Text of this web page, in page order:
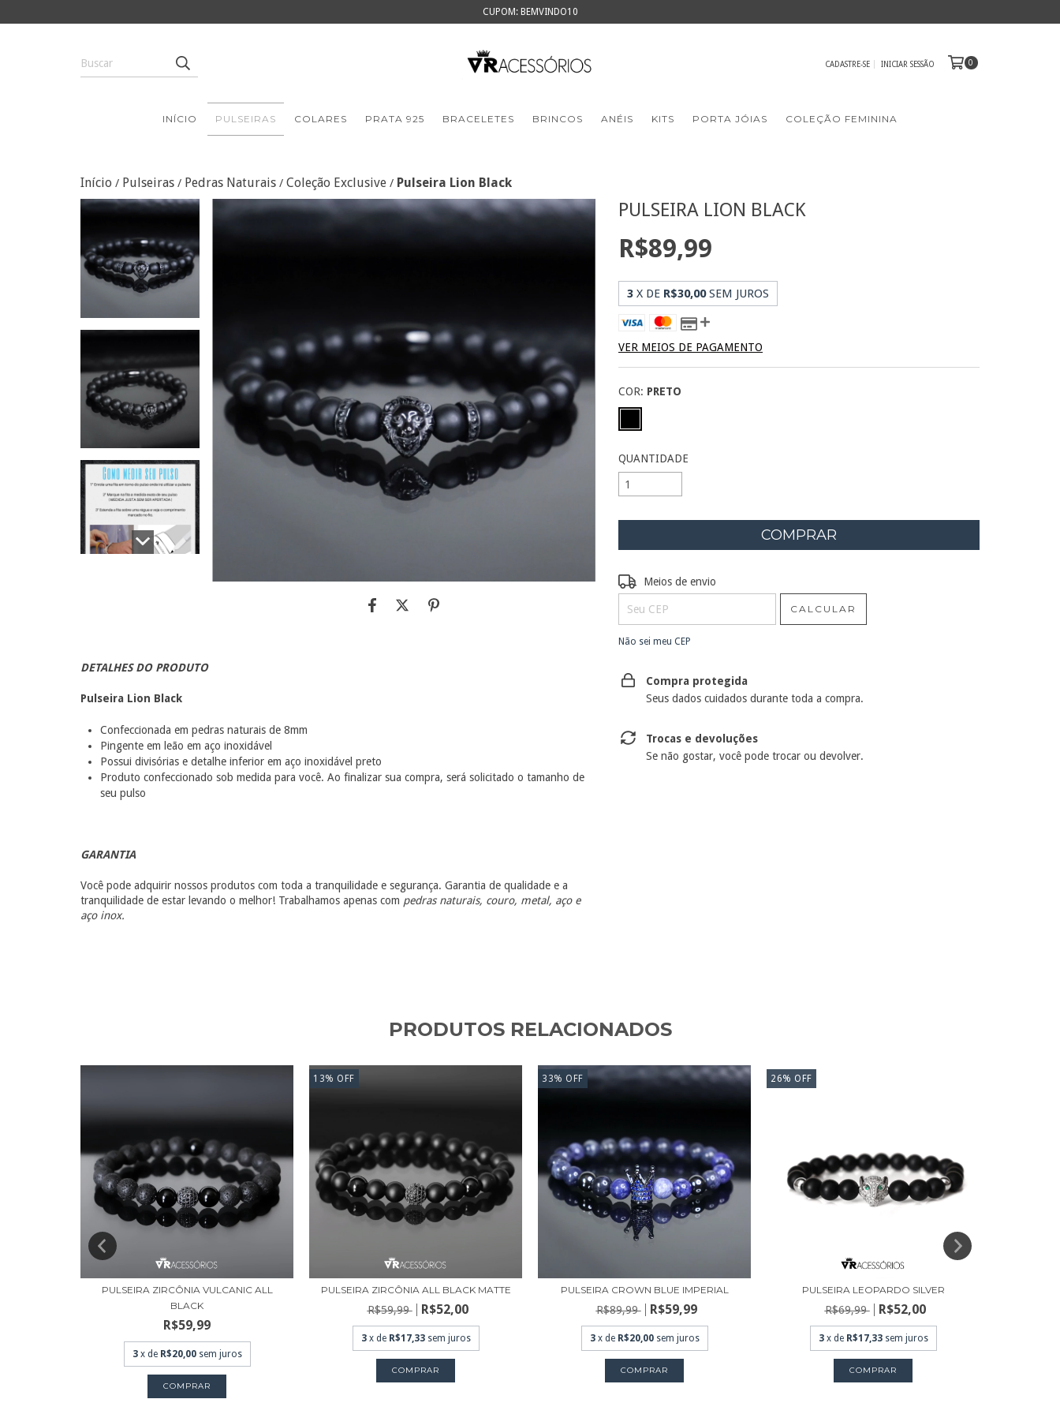
CUPOM: BEMVINDO10
CADASTRE-SE INICIAR SESSÃO 0
INÍCIO PULSEIRAS COLARES PRATA 925 BRACELETES BRINCOS ANÉIS KITS PORTA JÓIAS COLEÇÃO FEMININA
Início / Pulseiras / Pedras Naturais / Coleção Exclusive / Pulseira Lion Black
DETALHES DO PRODUTO
Pulseira Lion Black
Confeccionada em pedras naturais de 8mm
Pingente em leão em aço inoxidável
Possui divisórias e detalhe inferior em aço inoxidável preto
Produto confeccionado sob medida para você. Ao finalizar sua compra, será solicitado o tamanho de
seu pulso
GARANTIA
Você pode adquirir nossos produtos com toda a tranquilidade e segurança. Garantia de qualidade e a
tranquilidade de estar levando o melhor! Trabalhamos apenas com pedras naturais, couro, metal, aço e
aço inox.
PULSEIRA LION BLACK
R$89,99
3 X DE R$30,00 SEM JUROS
VER MEIOS DE PAGAMENTO
COR: PRETO
QUANTIDADE
Entregas para o CEP:
Meios de envio
CALCULAR
Não sei meu CEP
Compra protegida
Seus dados cuidados durante toda a compra.
Trocas e devoluções
Se não gostar, você pode trocar ou devolver.
PRODUTOS RELACIONADOS
PULSEIRA ZIRCÔNIA VULCANIC ALL
BLACK
R$59,99
3 x de R$20,00 sem juros
COMPRAR
13% OFF
PULSEIRA ZIRCÔNIA ALL BLACK MATTE
R$59,99 R$52,00
3 x de R$17,33 sem juros
COMPRAR
33% OFF
PULSEIRA CROWN BLUE IMPERIAL
R$89,99 R$59,99
3 x de R$20,00 sem juros
COMPRAR
26% OFF
PULSEIRA LEOPARDO SILVER
R$69,99 R$52,00
3 x de R$17,33 sem juros
COMPRAR